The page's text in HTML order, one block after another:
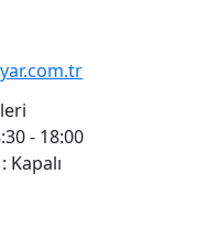
- 18:00
Kapalı